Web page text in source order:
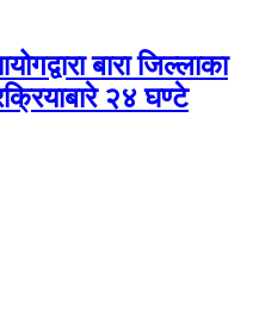
बारा जिल्लाका
२४ घण्टे